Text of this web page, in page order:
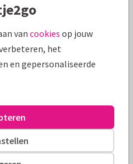
voor een mrs and mrs
goud accenten.
van cookies op jouw
het
en gepersonaliseerde